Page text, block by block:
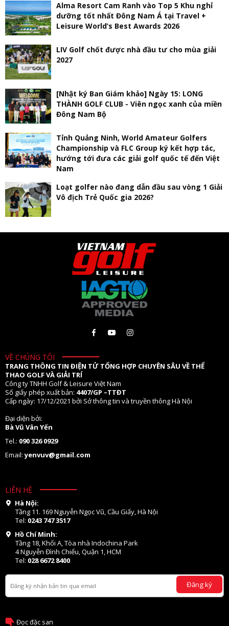
Alma Resort Cam Ranh vào Top 5 Khu nghỉ
dưỡng tốt nhất Đông Nam Á tại Travel +
Leisure World’s Best Awards 2026
LIV Golf chốt được nhà đầu tư cho mùa giải
2027
[Nhật ký Ban Giám khảo] Ngày 15: LONG
THÀNH GOLF CLUB - Viên ngọc xanh của miền
Đông Nam Bộ
Tỉnh Quảng Ninh, World Amateur Golfers
Championship và FLC Group ký kết hợp tác,
hướng tới đưa các giải golf quốc tế đến Việt
Nam
Loạt golfer nào đang dẫn đầu sau vòng 1 Giải
Vô địch Trẻ Quốc gia 2026?
VỀ CHÚNG TÔI
TRANG THÔNG TIN ĐIỆN TỬ TỔNG HỢP CHUYÊN SÂU VỀ THỂ
THAO GOLF VÀ GIẢI TRÍ
Công ty TNHH Golf & Leisure Việt Nam
Số giấy phép xuất bản: 4407/GP –TTĐT
Cấp ngày: 17/12/2021 bởi Sở thông tin và truyền thông Hà Nội
Đại diện bởi:
Bà Vũ Vân Yến
Tel.: 090 326 0929
Email:yenvuv@gmail.com
LIÊN HỆ
Hà Nội:
Tầng 11. 169 Nguyễn Ngọc Vũ, Cầu Giấy, Hà Nội
Tel: 0243 747 3517
Hồ Chí Minh:
Tầng 18, Khối A, Tòa nhà Indochina Park
4 Nguyễn Đình Chiểu, Quận 1, HCM
Tel: 028 6672 8400
Đăng ký
Đọc đặc san